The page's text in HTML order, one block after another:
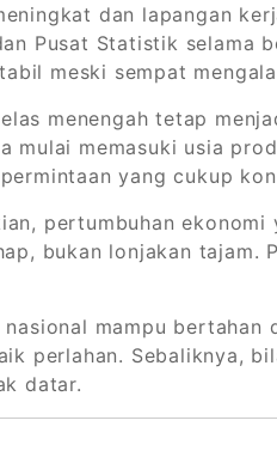
dan lapangan
Pusat Statistik selama
meski sempat
menengah tetap
mulai memasuki usia
yang cukup
pertumbuhan
bukan lonjakan tajam.
mampu bertahan
perlahan. Sebaliknya,
datar.